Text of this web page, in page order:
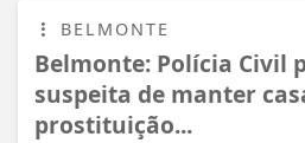
BELMONTE
Belmonte: Polícia Civil
suspeita de manter
prostituição...